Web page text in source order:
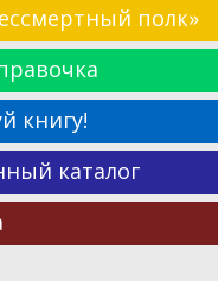
полк»
книгу!
каталог